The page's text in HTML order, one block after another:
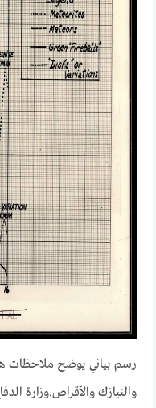
رسم بياني يوضح ملاحظات
والنيازك والأقراص.وزارة